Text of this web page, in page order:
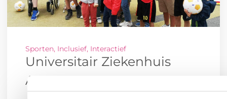
Sporten, Inclusief, Interactief
Universitair Ziekenhuis
Antwerpen